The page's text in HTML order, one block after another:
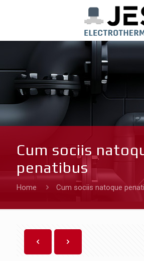
Cum sociis
penatibus
Home Cum sociis natoque